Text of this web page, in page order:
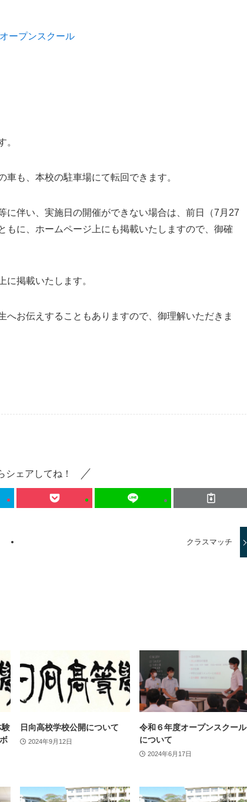
ープンスクール
。
も、本校の駐車場にて転回できます。
伴い、実施日の開催ができない場合は、前日（7 月 27
もに、ホームページ上にも掲載いたしますので、御確
掲載いたします。
お伝えすることもありますので、御理解いただきま
シェアしてね！
クラスマッチ
験
日向高校学校公開について
2024年9月12日
令和６年度オープンスクール
について
2024年6月17日